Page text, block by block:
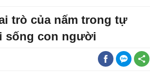
trò của nấm trong tự
sống con người